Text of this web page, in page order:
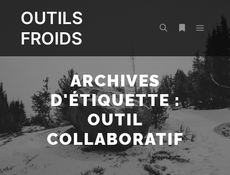
OUTILS
FROIDS
Plus d’infos
Menu
ARCHIVES
D'ÉTIQUETTE :
OUTIL
COLLABORATIF